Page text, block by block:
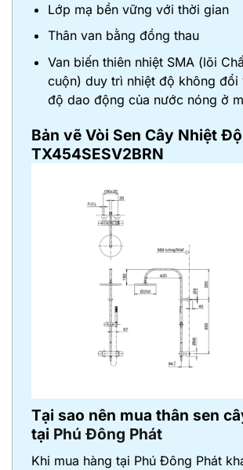
Lớp mạ bền vững với thời gian
Thân van bằng đồng thau
Van biến thiên nhiệt SMA (lõi
cuộn) duy trì nhiệt độ không đổi
độ dao động của nước nóng ở
Bản vẽ Vòi Sen Cây Nhiệt Độ
TX454SESV2BRN
Tại sao nên mua thân sen
tại Phú Đông Phát
Khi mua hàng tại Phú Đông Phát